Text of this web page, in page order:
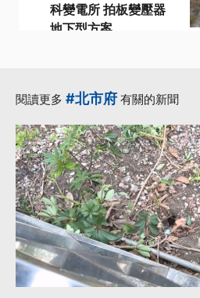
科變電所 拍板變壓器
地下型方案
閱讀更多 #北市府 有關的新聞